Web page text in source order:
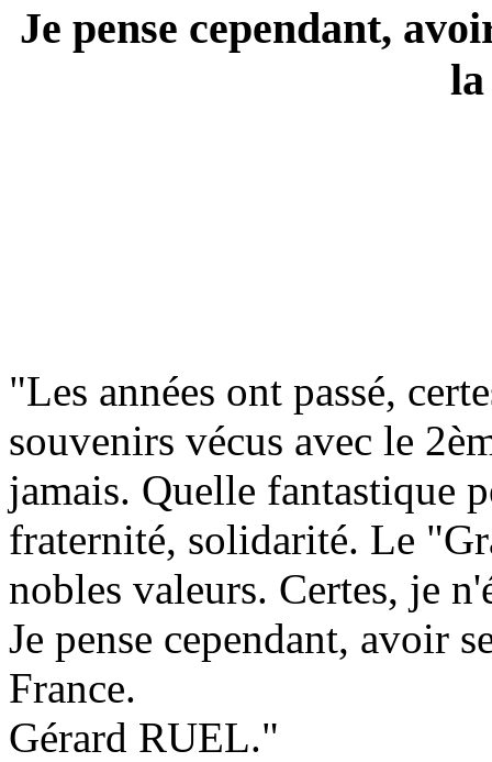
Je pense cependant,
"Les années ont passé,
souvenirs vécus avec le
jamais. Quelle fantastique
fraternité, solidarité. Le
nobles valeurs. Certes, je
Je pense cependant, avoir
France.
Gérard RUEL."